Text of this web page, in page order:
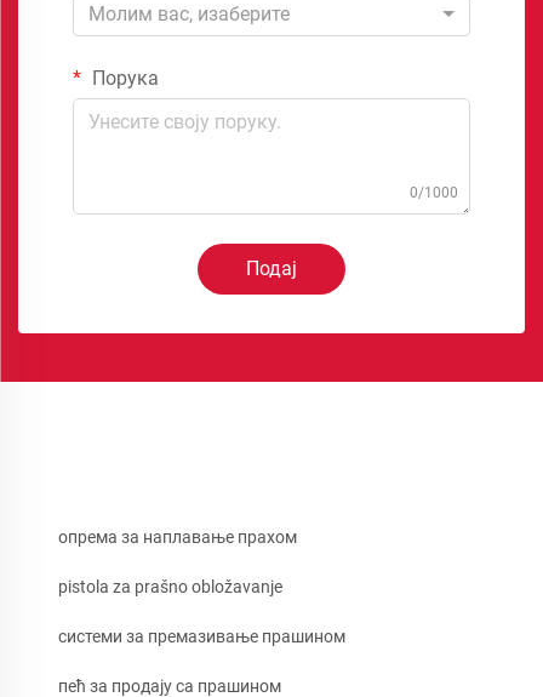
Молим вас, изаберите
Порука
0/1000
Подај
опрема за наплавање прахом
pistola za prašno obložavanje
системи за премазивање прашином
пећ за продају са прашином